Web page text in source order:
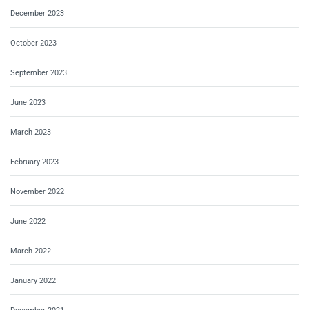
December 2023
October 2023
September 2023
June 2023
March 2023
February 2023
November 2022
June 2022
March 2022
January 2022